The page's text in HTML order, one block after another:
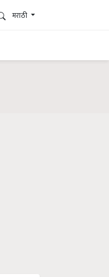
मराठी